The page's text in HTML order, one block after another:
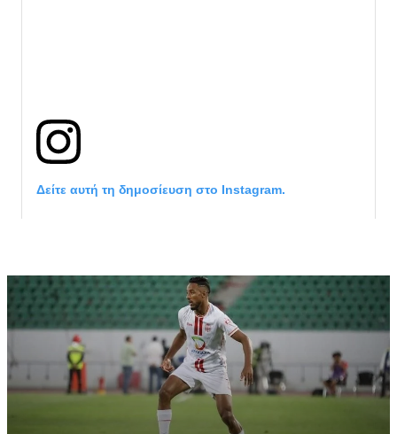
Δείτε αυτή τη δημοσίευση στο Instagram.